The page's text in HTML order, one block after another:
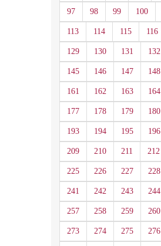
97 98 99 100
113 114 115 116
129 130 131 132
145 146 147 148
161 162 163 164
177 178 179 180
193 194 195 196
209 210 211 212
225 226 227 228
241 242 243 244
257 258 259 260
273 274 275 276